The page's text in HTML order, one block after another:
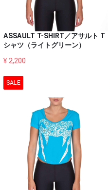
ASSAULT T-SHIRT／アサルト T
シャツ（ライトグリーン）
¥ 2,200
SALE